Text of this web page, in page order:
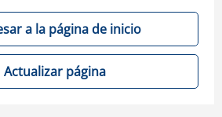
a la página de inicio
Actualizar página